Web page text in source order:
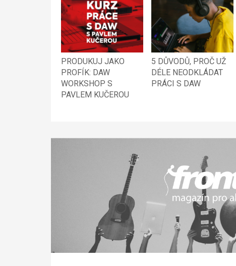
PRODUKUJ JAKO
PROFÍK: DAW
WORKSHOP S
PAVLEM KUČEROU
5 DŮVODŮ, PROČ UŽ
DÉLE NEODKLÁDAT
PRÁCI S DAW